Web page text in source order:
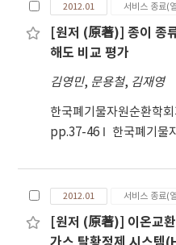
2012.01 서비스 종료(
[원저 (原著)] 종이 종
해도 비교 평가
김영민, 문용철, 김재영
한국폐기물자원순환학회
pp.37-46
한국폐기물
2012.01 서비스 종료(
[원저 (原著)] 이온교